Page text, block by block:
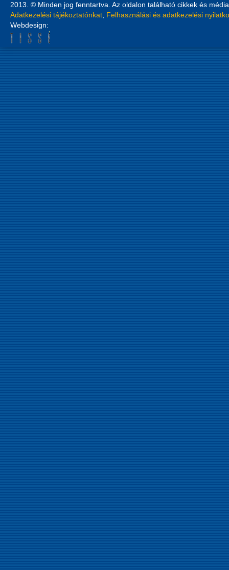
2013. © Minden jog fenntartva. Az oldalon található cikkek és
Adatkezelési tájékoztatónkat Felhasználási és adatkezelési
Webdesign: